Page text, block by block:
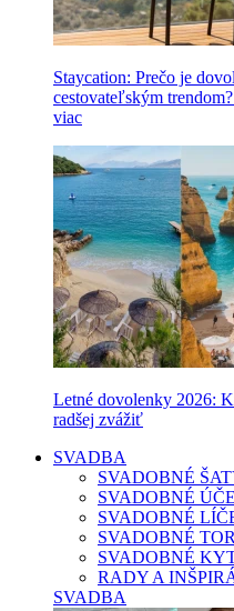
Staycation: Prečo je
cestovateľským
viac
Letné dovolenky 2026:
radšej zvážiť
SVADBA
SVADOBNÉ
SVADOBNÉ
SVADOBNÉ
SVADOBNÉ
SVADOBNÉ
RADY A
SVADBA